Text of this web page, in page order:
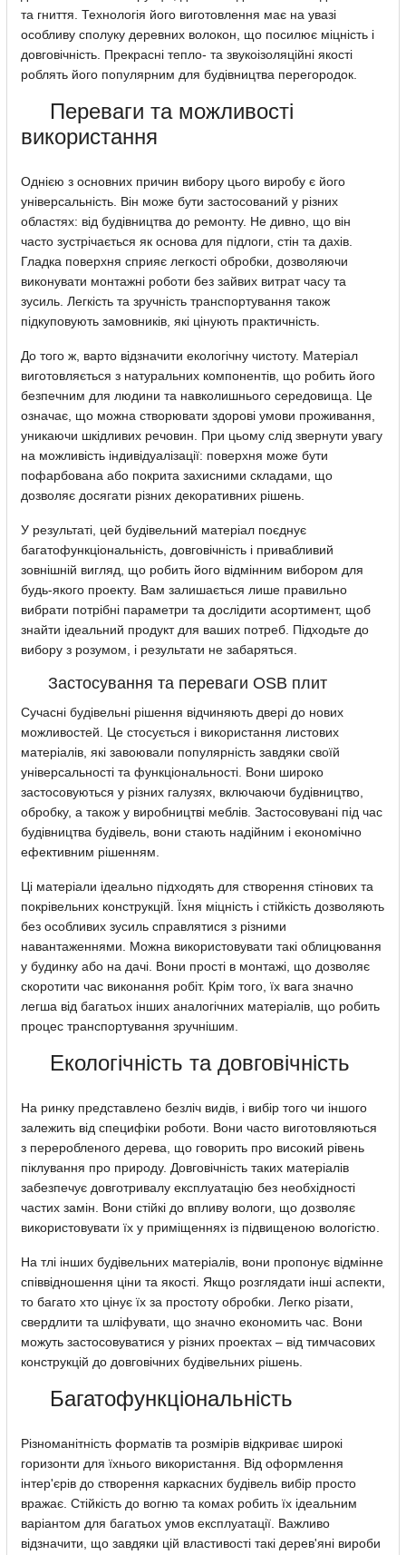
та гниття. Технологія його виготовлення має на увазі
особливу сполуку деревних волокон, що посилює міцність і
довговічність. Прекрасні тепло- та звукоізоляційні якості
роблять його популярним для будівництва перегородок.
Переваги та можливості
використання
Однією з основних причин вибору цього виробу є його
універсальність. Він може бути застосований у різних
областях: від будівництва до ремонту. Не дивно, що він
часто зустрічається як основа для підлоги, стін та дахів.
Гладка поверхня сприяє легкості обробки, дозволяючи
виконувати монтажні роботи без зайвих витрат часу та
зусиль. Легкість та зручність транспортування також
підкуповують замовників, які цінують практичність.
До того ж, варто відзначити екологічну чистоту. Матеріал
виготовляється з натуральних компонентів, що робить його
безпечним для людини та навколишнього середовища. Це
означає, що можна створювати здорові умови проживання,
уникаючи шкідливих речовин. При цьому слід звернути увагу
на можливість індивідуалізації: поверхня може бути
пофарбована або покрита захисними складами, що
дозволяє досягати різних декоративних рішень.
У результаті, цей будівельний матеріал поєднує
багатофункціональність, довговічність і привабливий
зовнішній вигляд, що робить його відмінним вибором для
будь-якого проекту. Вам залишається лише правильно
вибрати потрібні параметри та дослідити асортимент, щоб
знайти ідеальний продукт для ваших потреб. Підходьте до
вибору з розумом, і результати не забаряться.
Застосування та переваги OSB плит
Сучасні будівельні рішення відчиняють двері до нових
можливостей. Це стосується і використання листових
матеріалів, які завоювали популярність завдяки своїй
універсальності та функціональності. Вони широко
застосовуються у різних галузях, включаючи будівництво,
обробку, а також у виробництві меблів. Застосовувані під час
будівництва будівель, вони стають надійним і економічно
ефективним рішенням.
Ці матеріали ідеально підходять для створення стінових та
покрівельних конструкцій. Їхня міцність і стійкість дозволяють
без особливих зусиль справлятися з різними
навантаженнями. Можна використовувати такі облицювання
у будинку або на дачі. Вони прості в монтажі, що дозволяє
скоротити час виконання робіт. Крім того, їх вага значно
легша від багатьох інших аналогічних матеріалів, що робить
процес транспортування зручнішим.
Екологічність та довговічність
На ринку представлено безліч видів, і вибір того чи іншого
залежить від специфіки роботи. Вони часто виготовляються
з переробленого дерева, що говорить про високий рівень
піклування про природу. Довговічність таких матеріалів
забезпечує довготривалу експлуатацію без необхідності
частих замін. Вони стійкі до впливу вологи, що дозволяє
використовувати їх у приміщеннях із підвищеною вологістю.
На тлі інших будівельних матеріалів, вони пропонує відмінне
співвідношення ціни та якості. Якщо розглядати інші аспекти,
то багато хто цінує їх за простоту обробки. Легко різати,
свердлити та шліфувати, що значно економить час. Вони
можуть застосовуватися у різних проектах – від тимчасових
конструкцій до довговічних будівельних рішень.
Багатофункціональність
Різноманітність форматів та розмірів відкриває широкі
горизонти для їхнього використання. Від оформлення
інтер'єрів до створення каркасних будівель вибір просто
вражає. Стійкість до вогню та комах робить їх ідеальним
варіантом для багатьох умов експлуатації. Важливо
відзначити, що завдяки цій властивості такі дерев'яні вироби